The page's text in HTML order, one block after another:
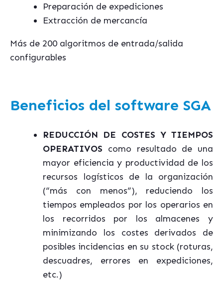
Preparación de expediciones
Extracción de mercancía
Más de 200 algoritmos de entrada/salida
configurables
Beneficios del software SGA
REDUCCIÓN DE COSTES Y TIEMPOS
OPERATIVOS como resultado de una
mayor eficiencia y productividad de los
recursos logísticos de la organización
(“más con menos”), reduciendo los
tiempos empleados por los operarios en
los recorridos por los almacenes y
minimizando los costes derivados de
posibles incidencias en su stock (roturas,
descuadres, errores en expediciones,
etc.)